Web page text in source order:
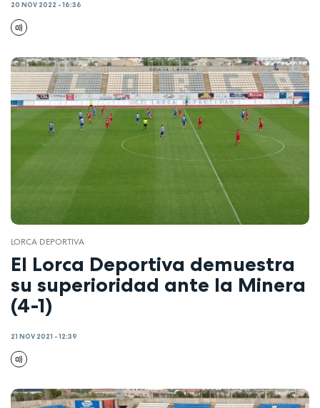
20 NOV 2022 - 16:36
LORCA DEPORTIVA
El Lorca Deportiva demuestra
su superioridad ante la Minera
(4-1)
21 NOV 2021 - 12:39